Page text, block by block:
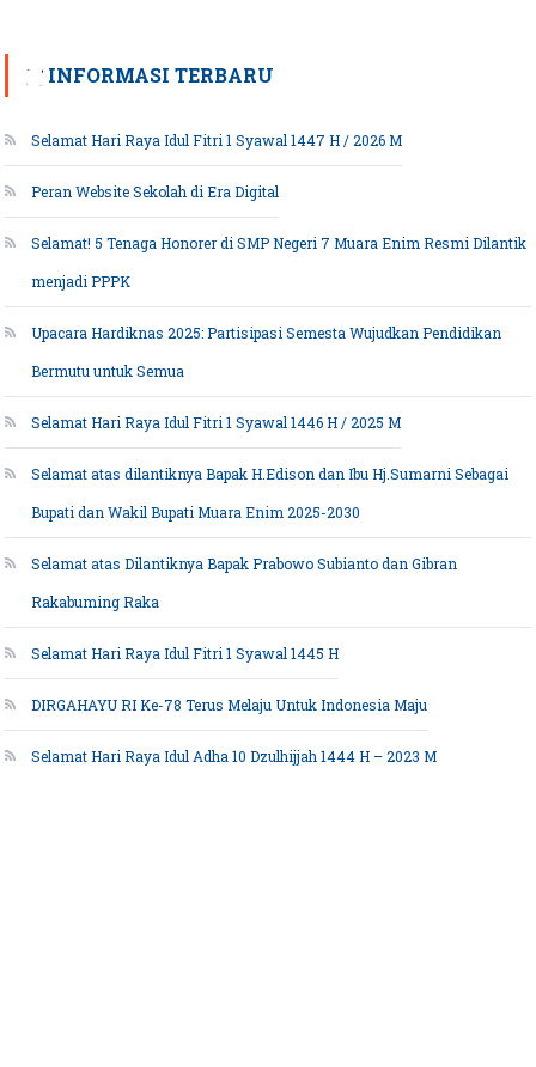
INFORMASI TERBARU
Selamat Hari Raya Idul Fitri 1 Syawal 1447 H / 2026 M
Peran Website Sekolah di Era Digital
Selamat! 5 Tenaga Honorer di SMP Negeri 7 Muara Enim Resmi Dilantik
menjadi PPPK
Upacara Hardiknas 2025: Partisipasi Semesta Wujudkan Pendidikan
Bermutu untuk Semua
Selamat Hari Raya Idul Fitri 1 Syawal 1446 H / 2025 M
Selamat atas dilantiknya Bapak H.Edison dan Ibu Hj.Sumarni Sebagai
Bupati dan Wakil Bupati Muara Enim 2025-2030
Selamat atas Dilantiknya Bapak Prabowo Subianto dan Gibran
Rakabuming Raka
Selamat Hari Raya Idul Fitri 1 Syawal 1445 H
DIRGAHAYU RI Ke-78 Terus Melaju Untuk Indonesia Maju
Selamat Hari Raya Idul Adha 10 Dzulhijjah 1444 H – 2023 M